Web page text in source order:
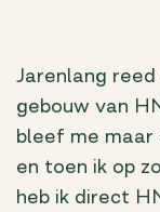
Jarenlang
gebouw van
bleef me maar
en toen ik op
heb ik direct